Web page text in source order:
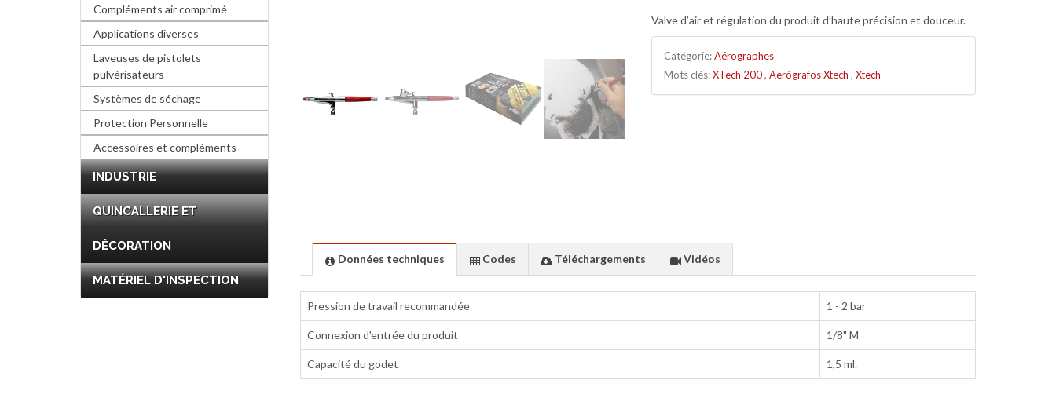
Valve d’air et régulation du produit d’haute précision et douceur.
Catégorie:Aérographes
Mots clés:XTech 200,Aerógrafos Xtech ,Xtech
Données techniques Codes Téléchargements Vidéos
Pression de travail recommandée 1 - 2 bar
Connexion d'entrée du produit 1/8" M
Capacité du godet 1,5 ml.
Compléments air comprimé
Applications diverses
Laveuses de pistolets
pulvérisateurs
Systèmes de séchage
Protection Personnelle
Accessoires et compléments
INDUSTRIE
QUINCALLERIE ET
DÉCORATION
MATÉRIEL D'INSPECTION